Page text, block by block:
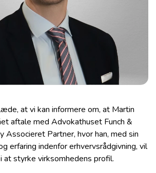
at vi kan informere om, at Martin
aftale med Advokathuset Funch &
Associeret Partner, hvor han, med sin
erfaring indenfor erhvervsrådgivning, vil
at styrke virksomhedens profil.